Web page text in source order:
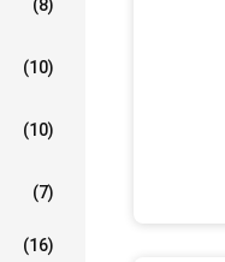
(8)
(10)
(10)
(7)
(16)